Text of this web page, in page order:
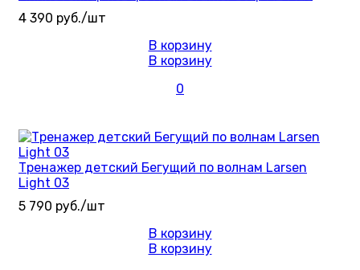
4 390 руб./шт
В корзину
В корзину
0
Тренажер детский Бегущий по волнам Larsen
Light 03
5 790 руб./шт
В корзину
В корзину